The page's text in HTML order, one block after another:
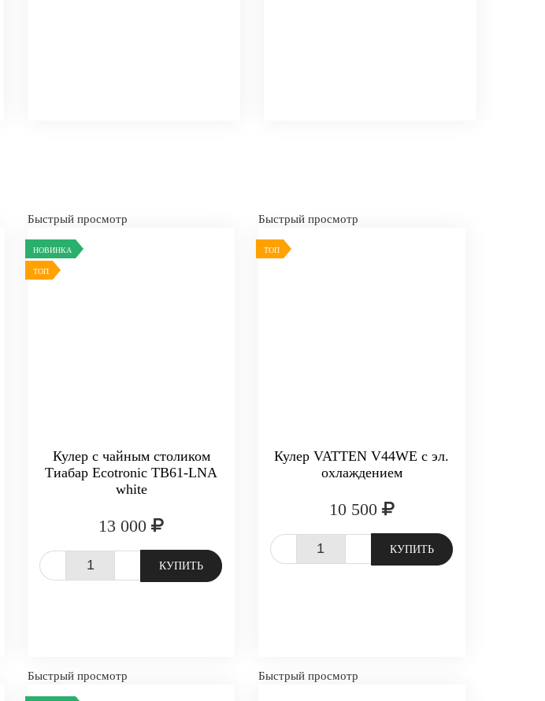
Быстрый просмотр
НОВИНКА
ТОП
Кулер с чайным столиком
Тиабар Ecotronic TB61-LNA
white
13 000
КУПИТЬ
Быстрый просмотр
ТОП
Кулер VATTEN V44WE с эл.
охлаждением
10 500
КУПИТЬ
Быстрый просмотр Быстрый просмотр